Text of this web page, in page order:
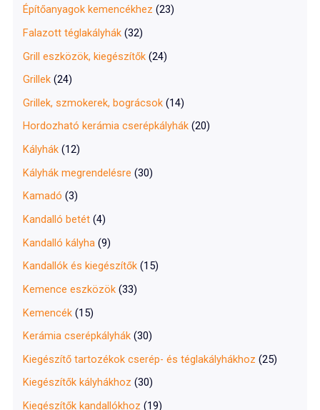
Építőanyagok kemencékhez (23)
Falazott téglakályhák (32)
Grill eszközök, kiegészítők (24)
Grillek (24)
Grillek, szmokerek, bográcsok (14)
Hordozható kerámia cserépkályhák (20)
Kályhák (12)
Kályhák megrendelésre (30)
Kamadó (3)
Kandalló betét (4)
Kandalló kályha (9)
Kandallók és kiegészítők (15)
Kemence eszközök (33)
Kemencék (15)
Kerámia cserépkályhák (30)
Kiegészítő tartozékok cserép- és téglakályhákhoz (25)
Kiegészítők kályhákhoz (30)
Kiegészítők kandallókhoz (19)